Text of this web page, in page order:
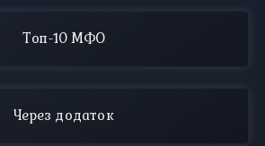
Топ-10 МФО
Через додаток